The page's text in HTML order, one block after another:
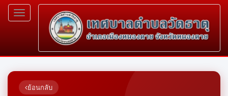
Toggle
navigation
ย้อนกลับ